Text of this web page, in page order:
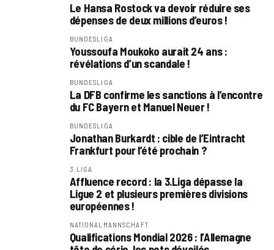
Le Hansa Rostock va devoir réduire ses
dépenses de deux millions d’euros !
BUNDESLIGA
Youssoufa Moukoko aurait 24 ans :
révélations d’un scandale !
BUNDESLIGA
La DFB confirme les sanctions à l’encontre
du FC Bayern et Manuel Neuer !
BUNDESLIGA
Jonathan Burkardt : cible de l’Eintracht
Frankfurt pour l’été prochain ?
3.LIGA
Affluence record : la 3.Liga dépasse la
Ligue 2 et plusieurs premières divisions
européennes !
NATIONALMANNSCHAFT
Qualifications Mondial 2026 : l’Allemagne